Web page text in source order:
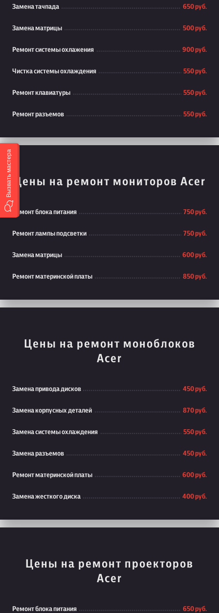
Замена тачпада 650 руб.
Замена матрицы 500 руб.
Ремонт системы охлажения 900 руб.
Чистка системы охлаждения 550 руб.
Ремонт клавиатуры 550 руб.
Ремонт разъемов 550 руб.
Цены на ремонт мониторов Acer
Ремонт блока питания 750 руб.
Ремонт лампы подсветки 750 руб.
Замена матрицы 600 руб.
Ремонт материнской платы 850 руб.
Цены на ремонт моноблоков
Acer
Замена привода дисков 450 руб.
Замена корпусных деталей 870 руб.
Замена системы охлаждения 550 руб.
Замена разъемов 450 руб.
Ремонт материнской платы 600 руб.
Замена жесткого диска 400 руб.
Цены на ремонт проекторов
Acer
Ремонт блока питания 650 руб.
Вызвать мастера